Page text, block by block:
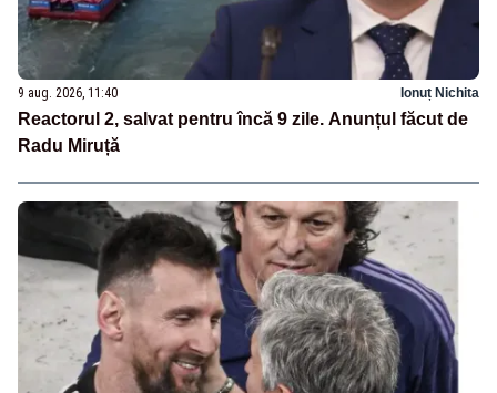
9 aug. 2026, 11:40 Ionuț Nichita
Reactorul 2, salvat pentru încă 9 zile. Anunțul făcut de
Radu Miruță